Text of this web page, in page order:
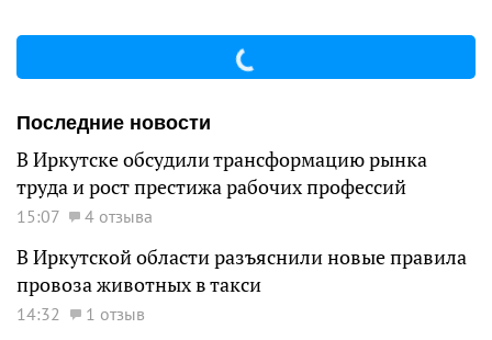
Последние новости
В Иркутске обсудили трансформацию рынка
труда и рост престижа рабочих профессий
15:07 4 отзыва
В Иркутской области разъяснили новые правила
провоза животных в такси
14:32 1 отзыв